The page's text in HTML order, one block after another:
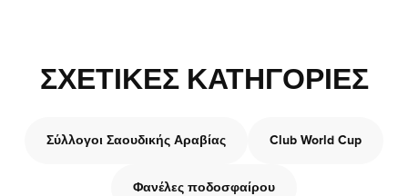
ΣΧΕΤΙΚΈΣ ΚΑΤΗΓΟΡΊΕΣ
Σύλλογοι Σαουδικής Αραβίας Club World Cup
Φανέλες ποδοσφαίρου